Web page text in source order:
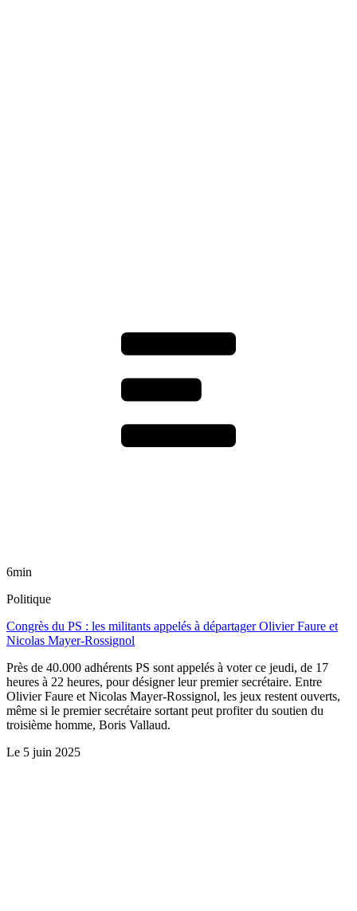
6min
Politique
Congrès du PS : les militants appelés à départager Olivier Faure et
Nicolas Mayer-Rossignol
Près de 40.000 adhérents PS sont appelés à voter ce jeudi, de 17
heures à 22 heures, pour désigner leur premier secrétaire. Entre
Olivier Faure et Nicolas Mayer-Rossignol, les jeux restent ouverts,
même si le premier secrétaire sortant peut profiter du soutien du
troisième homme, Boris Vallaud.
Le 5 juin 2025